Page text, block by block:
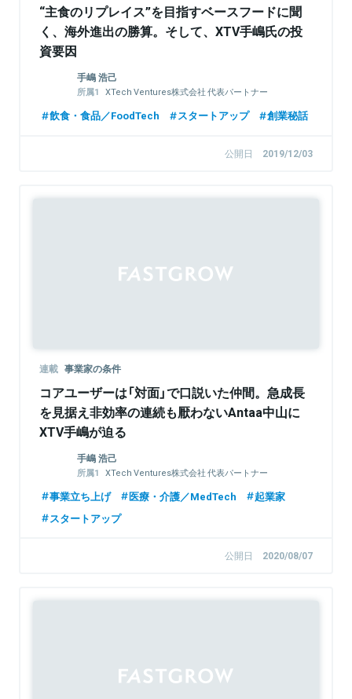
“主食のリプレイス”を目指すベースフードに聞
く、海外進出の勝算。そして、XTV手嶋氏の投
資要因
手嶋 浩己
XTech Ventures株式会社 代表パートナー
飲食・食品／FoodTech スタートアップ 創業秘話
公開日 2019/12/03
連載 事業家の条件
コアユーザーは「対面」で口説いた仲間。急成長
を見据え非効率の連続も厭わないAntaa中山に
XTV手嶋が迫る
手嶋 浩己
XTech Ventures株式会社 代表パートナー
事業立ち上げ 医療・介護／MedTech
起業家
スタートアップ
公開日 2020/08/07